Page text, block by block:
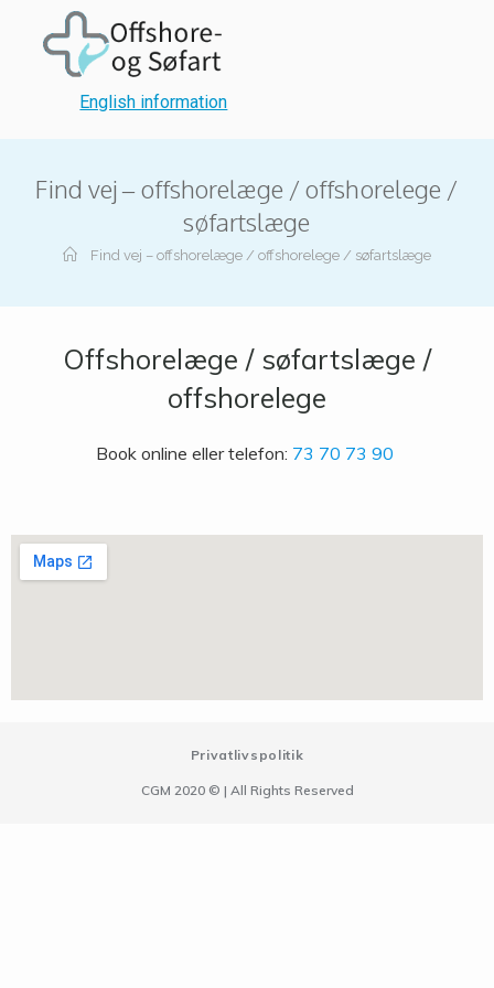
English information
Find vej – offshorelæge / offshorelege /
søfartslæge
Find vej – offshorelæge / offshorelege / søfartslæge
Offshorelæge / søfartslæge /
offshorelege
Book online eller telefon: 73 70 73 90
Privatlivspolitik
CGM 2020 ©​ | All Rights Reserved